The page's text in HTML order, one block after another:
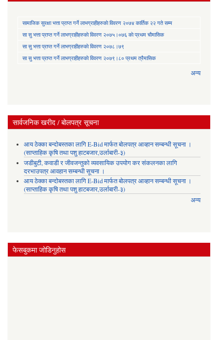
सामाजिक सुरक्षा भत्ता प्राप्त गर्ने लाभग्राहीहरुकाे विवरण २०७४ कार्तिक २२ गते सम्म
सा‍ सु भत्ता प्राप्त गर्ने लाभग्राहीहरुकाे विवरण २०७५।०७६ काे प्रथम चाैमासिक
सा‍ सु भत्ता प्राप्त गर्ने लाभग्राहीहरुकाे विवरण २०७८।७९
सा‍ सु भत्ता प्राप्त गर्ने लाभग्राहीहरुकाे विवरण २०७९।८० प्रथम त्रैमासिक
अन्य
सार्वजनिक खरीद / बोलपत्र सूचना
आय ठेक्का बन्दोबस्तका लागि E-Bid मार्फत बोलपत्र आव्हान सम्बन्धी सूचना ।
(साप्ताहिक कृषि तथा पशु हाटबजार,उर्लाबारी-३)
जडीबुटी, कवाडी र जीवजन्तुको व्यवसायिक उपयोग कर संकलनका लागि
दरभाउपत्र आवहान सम्बन्धी सूचना ।
आय ठेक्का बन्दोबस्तका लागि E-Bid मार्फत बोलपत्र आव्हान सम्बन्धी सूचना ।
(साप्ताहिक कृषि तथा पशु हाटबजार,उर्लाबारी-३)
अन्य
फेसबुकमा जोडिनुहोस